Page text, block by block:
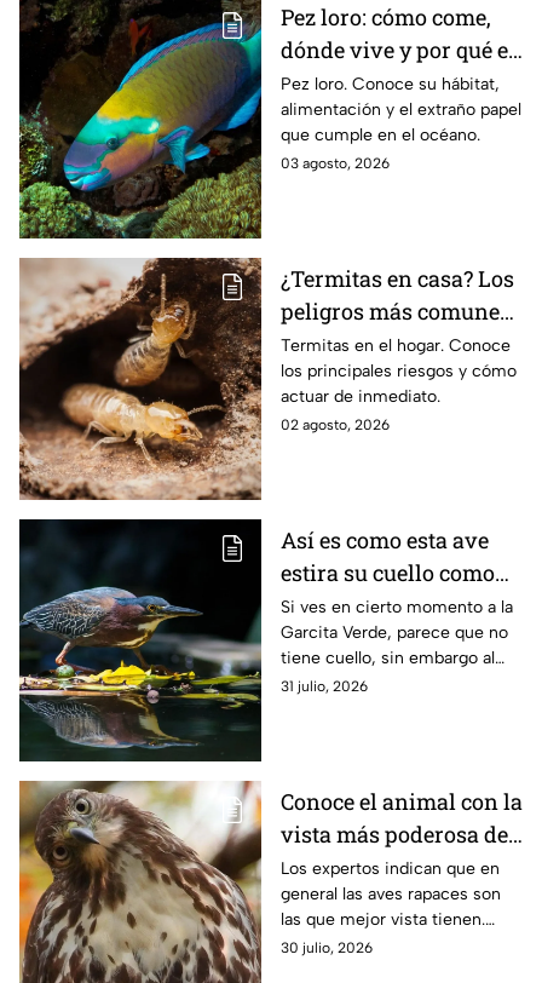
Pez loro: cómo come,
dónde vive y por qué es
una de las especies
más raras del océano
Pez loro. Conoce su hábitat,
alimentación y el extraño papel
que cumple en el océano.
03 agosto, 2026
¿Termitas en casa? Los
peligros más comunes
y cómo reaccionar
rápido
Termitas en el hogar. Conoce
los principales riesgos y cómo
actuar de inmediato.
02 agosto, 2026
Así es como esta ave
estira su cuello como
en las caricaturas
Si ves en cierto momento a la
Garcita Verde, parece que no
tiene cuello, sin embargo al
momento de estirarse la
31 julio, 2026
Conoce el animal con la
vista más poderosa del
planeta
Los expertos indican que en
general las aves rapaces son
las que mejor vista tienen.
Esto se debe a sus
30 julio, 2026